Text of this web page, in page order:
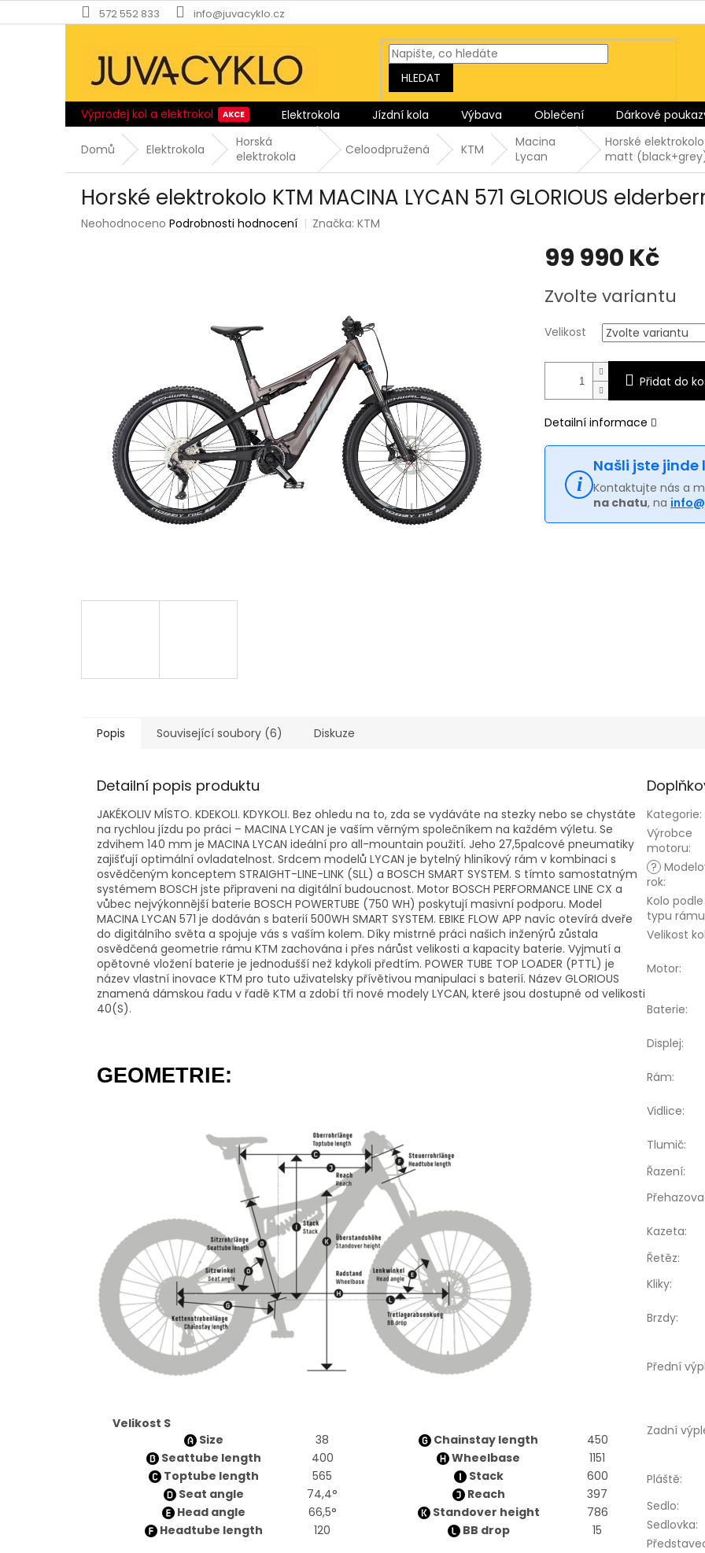
na
572 552 833 info@juvacyklo.cz
HLEDAT
Výprodej kol a elektrokol Elektrokola Jízdní kola Výbava Oblečení Dárkové
Domů Elektrokola
Horská
elektrokola
Celoodpružená KTM
Macina
Lycan
Horské elektrokolo
matt
Horské elektrokolo KTM MACINA LYCAN 571 GLORIOUS
Průměrné
Neohodnoceno Podrobnosti hodnocení Značka:KTM
99 990 Kč
cena:
Zvolte variantu
Velikost
Přidat do
Detailní informace
Našli jste jinde
Kontaktujte nás a
na chatu, na
Popis Související soubory (6) Diskuze
Detailní popis produktu
JAKÉKOLIV MÍSTO. KDEKOLI. KDYKOLI. Bez ohledu na to, zda se vydáváte na stezky nebo se chystáte
na rychlou jízdu po práci – MACINA LYCAN je vaším věrným společníkem na každém výletu. Se
zdvihem 140 mm je MACINA LYCAN ideální pro all-mountain použití. Jeho 27,5palcové pneumatiky
zajišťují optimální ovladatelnost. Srdcem modelů LYCAN je bytelný hliníkový rám v kombinaci s
osvědčeným konceptem STRAIGHT-LINE-LINK (SLL) a BOSCH SMART SYSTEM. S tímto samostatným
systémem BOSCH jste připraveni na digitální budoucnost. Motor BOSCH PERFORMANCE LINE CX a
vůbec nejvýkonnější baterie BOSCH POWERTUBE (750 WH) poskytují masivní podporu. Model
MACINA LYCAN 571 je dodáván s baterií 500WH SMART SYSTEM. EBIKE FLOW APP navíc otevírá dveře
do digitálního světa a spojuje vás s vaším kolem. Díky mistrné práci našich inženýrů zůstala
osvědčená geometrie rámu KTM zachována i přes nárůst velikosti a kapacity baterie. Vyjmutí a
opětovné vložení baterie je jednodušší než kdykoli předtím. POWER TUBE TOP LOADER (PTTL) je
název vlastní inovace KTM pro tuto uživatelsky přívětivou manipulaci s baterií. Název GLORIOUS
znamená dámskou řadu v řadě KTM a zdobí tři nové modely LYCAN, které jsou dostupné od velikosti
40(S).
GEOMETRIE:
Velikost S
Size
38
Seattube length
400
Toptube length
565
Seat angle
74,4°
Head angle
66,5°
Headtube length
120
Chainstay length
450
Wheelbase
1151
Stack
600
Reach
397
Standover height
786
BB drop
15
Kategorie:
Výrobce
motoru:
?
rok:
Kolo podle
typu rámu
Velikost kol
Motor:
Baterie:
Displej:
Rám:
Vidlice:
Tlumič:
Řazení:
Kazeta:
Řetěz:
Kliky:
Brzdy:
Přední
Zadní
Pláště:
Sedlo:
Sedlovka: